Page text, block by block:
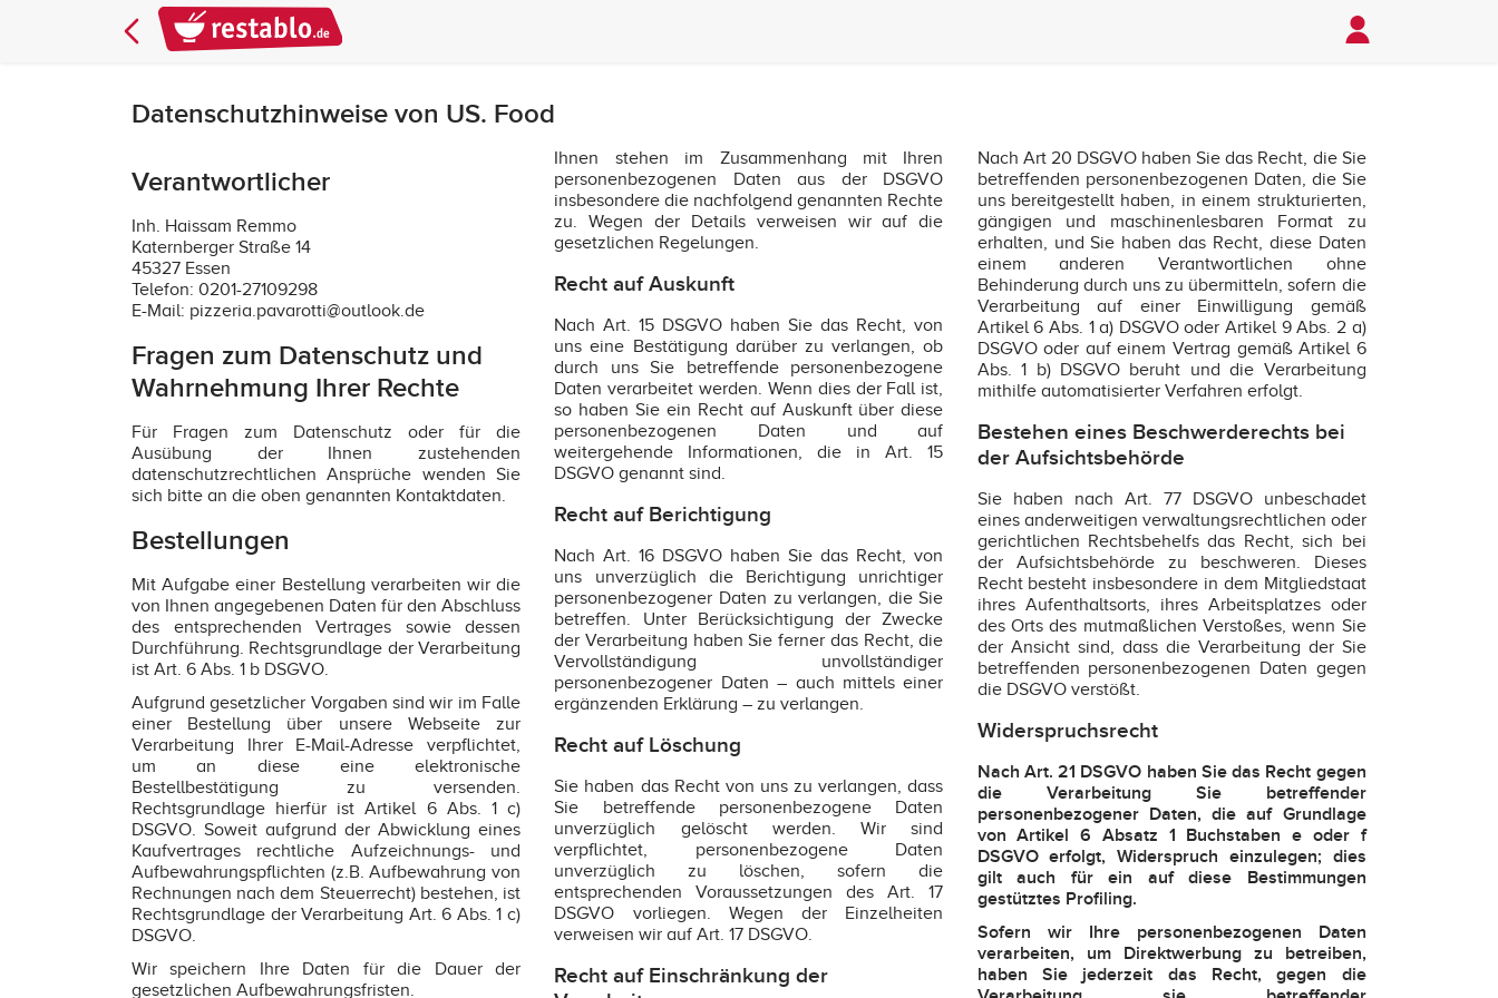
Datenschutzhinweise von US. Food
Verantwortlicher
Inh. Haissam Remmo
Katernberger Straße 14
45327 Essen
Telefon: 0201-27109298
E-Mail: pizzeria.pavarotti@outlook.de
Fragen zum Datenschutz und
Wahrnehmung Ihrer Rechte
Für Fragen zum Datenschutz oder für die
Ausübung der Ihnen zustehenden
datenschutzrechtlichen Ansprüche wenden Sie
sich bitte an die oben genannten Kontaktdaten.
Bestellungen
Mit Aufgabe einer Bestellung verarbeiten wir die
von Ihnen angegebenen Daten für den Abschluss
des entsprechenden Vertrages sowie dessen
Durchführung. Rechtsgrundlage der Verarbeitung
ist Art. 6 Abs. 1 b DSGVO.
Aufgrund gesetzlicher Vorgaben sind wir im Falle
einer Bestellung über unsere Webseite zur
Verarbeitung Ihrer E-Mail-Adresse verpflichtet,
um an diese eine elektronische
Bestellbestätigung zu versenden.
Rechtsgrundlage hierfür ist Artikel 6 Abs. 1 c)
DSGVO. Soweit aufgrund der Abwicklung eines
Kaufvertrages rechtliche Aufzeichnungs- und
Aufbewahrungspflichten (z.B. Aufbewahrung von
Rechnungen nach dem Steuerrecht) bestehen, ist
Rechtsgrundlage der Verarbeitung Art. 6 Abs. 1 c)
DSGVO.
Wir speichern Ihre Daten für die Dauer der
gesetzlichen Aufbewahrungsfristen.
Ihnen stehen im Zusammenhang mit Ihren
personenbezogenen Daten aus der DSGVO
insbesondere die nachfolgend genannten Rechte
zu. Wegen der Details verweisen wir auf die
gesetzlichen Regelungen.
Recht auf Auskunft
Nach Art. 15 DSGVO haben Sie das Recht, von
uns eine Bestätigung darüber zu verlangen, ob
durch uns Sie betreffende personenbezogene
Daten verarbeitet werden. Wenn dies der Fall ist,
so haben Sie ein Recht auf Auskunft über diese
personenbezogenen Daten und auf
weitergehende Informationen, die in Art. 15
DSGVO genannt sind.
Recht auf Berichtigung
Nach Art. 16 DSGVO haben Sie das Recht, von
uns unverzüglich die Berichtigung unrichtiger
personenbezogener Daten zu verlangen, die Sie
betreffen. Unter Berücksichtigung der Zwecke
der Verarbeitung haben Sie ferner das Recht, die
Vervollständigung unvollständiger
personenbezogener Daten – auch mittels einer
ergänzenden Erklärung – zu verlangen.
Recht auf Löschung
Sie haben das Recht von uns zu verlangen, dass
Sie betreffende personenbezogene Daten
unverzüglich gelöscht werden. Wir sind
verpflichtet, personenbezogene Daten
unverzüglich zu löschen, sofern die
entsprechenden Voraussetzungen des Art. 17
DSGVO vorliegen. Wegen der Einzelheiten
verweisen wir auf Art. 17 DSGVO.
Recht auf Einschränkung der
Nach Art 20 DSGVO haben Sie das Recht, die Sie
betreffenden personenbezogenen Daten, die Sie
uns bereitgestellt haben, in einem strukturierten,
gängigen und maschinenlesbaren Format zu
erhalten, und Sie haben das Recht, diese Daten
einem anderen Verantwortlichen ohne
Behinderung durch uns zu übermitteln, sofern die
Verarbeitung auf einer Einwilligung gemäß
Artikel 6 Abs. 1 a) DSGVO oder Artikel 9 Abs. 2 a)
DSGVO oder auf einem Vertrag gemäß Artikel 6
Abs. 1 b) DSGVO beruht und die Verarbeitung
mithilfe automatisierter Verfahren erfolgt.
Bestehen eines Beschwerderechts bei
der Aufsichtsbehörde
Sie haben nach Art. 77 DSGVO unbeschadet
eines anderweitigen verwaltungsrechtlichen oder
gerichtlichen Rechtsbehelfs das Recht, sich bei
der Aufsichtsbehörde zu beschweren. Dieses
Recht besteht insbesondere in dem Mitgliedstaat
ihres Aufenthaltsorts, ihres Arbeitsplatzes oder
des Orts des mutmaßlichen Verstoßes, wenn Sie
der Ansicht sind, dass die Verarbeitung der Sie
betreffenden personenbezogenen Daten gegen
die DSGVO verstößt.
Widerspruchsrecht
Nach Art. 21 DSGVO haben Sie das Recht gegen
die Verarbeitung Sie betreffender
personenbezogener Daten, die auf Grundlage
von Artikel 6 Absatz 1 Buchstaben e oder f
DSGVO erfolgt, Widerspruch einzulegen; dies
gilt auch für ein auf diese Bestimmungen
gestütztes Profiling.
Sofern wir Ihre personenbezogenen Daten
verarbeiten, um Direktwerbung zu betreiben,
haben Sie jederzeit das Recht, gegen die